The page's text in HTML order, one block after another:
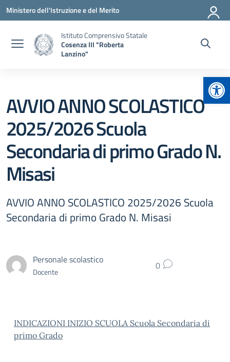
Vai ai contenuti
Vai al menu di navigazione
Vai al footer
Ministero dell'Istruzione e del Merito
Istituto Comprensivo Statale
Cosenza III "Roberta
Lanzino"
AVVIO ANNO SCOLASTICO
2025/2026 Scuola
Secondaria di primo Grado N.
Misasi
AVVIO ANNO SCOLASTICO 2025/2026 Scuola
Secondaria di primo Grado N. Misasi
Personale scolastico
Docente 0
INDICAZIONI INIZIO SCUOLA Scuola Secondaria di
primo Grado